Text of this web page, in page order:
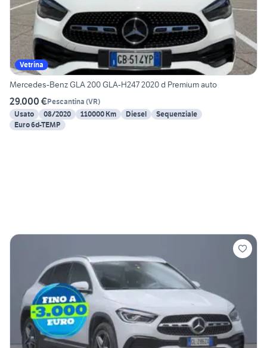
Vetrina
Mercedes-Benz GLA 200 GLA-H247 2020 d Premium auto
29.000 €Pescantina (VR)
Usato
08/2020 110000 Km Diesel
Sequenziale
Euro 6d-TEMP